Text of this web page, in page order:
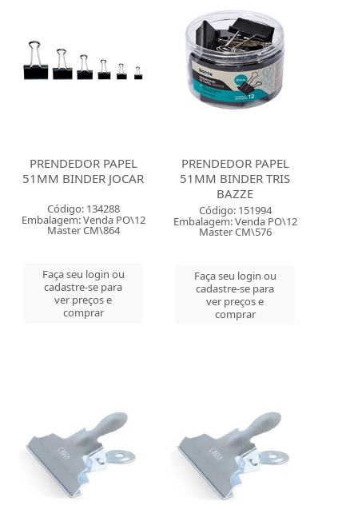
PRENDEDOR PAPEL
51MM BINDER JOCAR
Código: 134288
Embalagem: Venda PO\12
Master CM\864
Faça seu login ou
cadastre-se para
ver preços e
comprar
PRENDEDOR PAPEL
51MM BINDER TRIS
BAZZE
Código: 151994
Embalagem: Venda PO\12
Master CM\576
Faça seu login ou
cadastre-se para
ver preços e
comprar